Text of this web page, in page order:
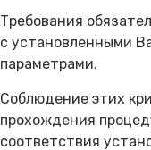
Требования
с установленными
параметрами.
Соблюдение этих
прохождения
соответствия